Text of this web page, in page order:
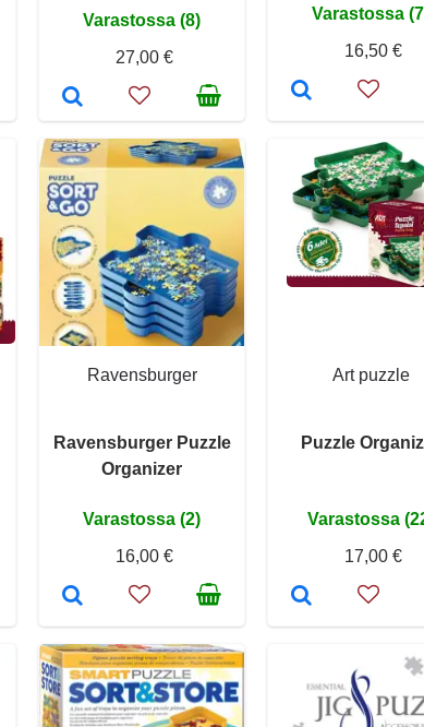
Varastossa (8)
27,00 €
Varastossa
16,50 €
Ravensburger
Ravensburger Puzzle
Organizer
Varastossa (2)
16,00 €
Art puzzle
Puzzle
Varastossa
17,00 €